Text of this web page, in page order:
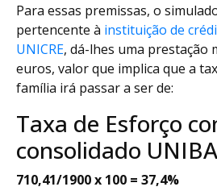
Para essas premissas, o
pertencente à instituição de
UNICRE, dá-lhes uma prestação
euros, valor que implica que a
família irá passar a ser de:
Taxa de Esforço
consolidado
710,41/1900 x 100 = 37,4%